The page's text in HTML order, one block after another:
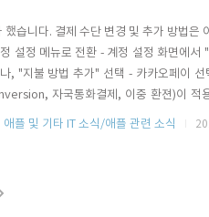
습니다. 결제 수단 변경 및 추가 방법은
설정 메뉴로 전환 - 계정 설정 화면에서
, "지불 방법 추가" 선택 - 카카오페이 선
자국통화결제, 이중 환젼)이 적
한 지불 결제 방법에 휴대폰 결제 방법 추
애플 및 기타 IT 소식/애플 관련 소식